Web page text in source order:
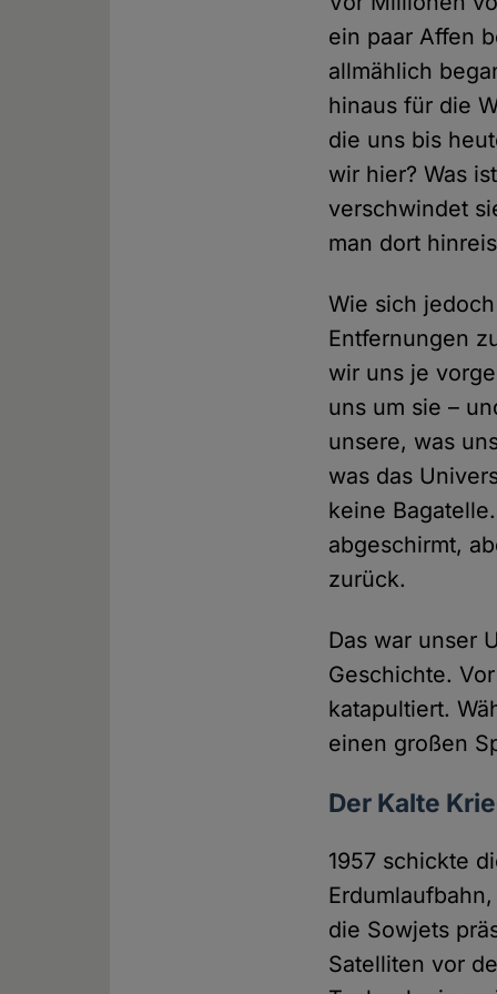
ein paar Affen
allmählich
hinaus für die
die uns bis
wir hier? Was
verschwindet
man dort
Wie sich
Entfernungen
wir uns je
uns um sie –
unsere, was
was das
keine
abgeschirmt,
zurück.
Das war unser
Geschichte.
katapultiert.
einen großen
Der Kalte
1957 schickte
die Sowjets
Satelliten vor